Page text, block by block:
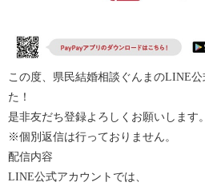
この度、県民結婚相談ぐんまのLINE
た！
是非友だち登録よろしくお願いします。
※個別返信は行っておりません。
配信内容
LINE公式アカウントでは、